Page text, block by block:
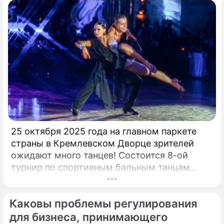
25 октября 2025 года на главном паркете
страны в Кремлевском Дворце зрителей
ожидают много танцев! Состоится 8-ой
турнир по спортивным бальным танцам
"Кубок Кремля – Гордость России!". Будет
европейской и латиноамериканской
программах среди любителей,
Каковы проблемы регулирования
для бизнеса, принимающего